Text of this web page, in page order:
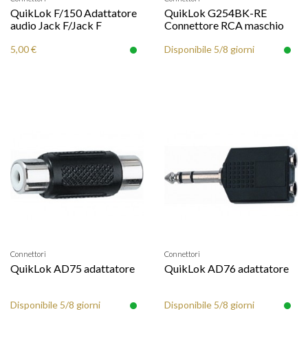
QuikLok F/150 Adattatore
audio Jack F/Jack F
5,00 €
QuikLok G254BK-RE
Connettore RCA maschio
Disponibile 5/8 giorni
Connettori
QuikLok AD75 adattatore
Disponibile 5/8 giorni
Connettori
QuikLok AD76 adattatore
Disponibile 5/8 giorni